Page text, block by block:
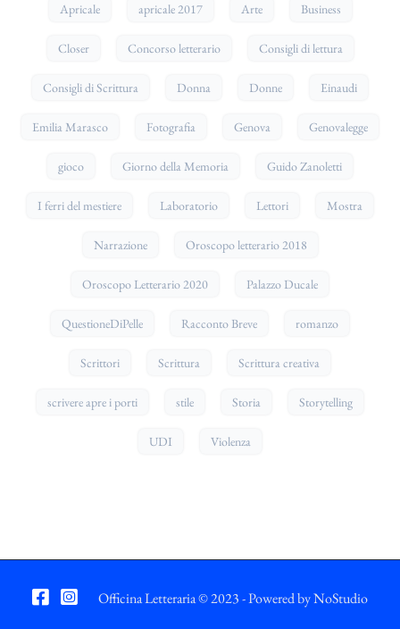
Apricale apricale 2017 Arte Business
Closer Concorso letterario Consigli di lettura
Consigli di Scrittura Donna Donne Einaudi
Emilia Marasco Fotografia Genova Genovalegge
gioco Giorno della Memoria Guido Zanoletti
I ferri del mestiere Laboratorio Lettori Mostra
Narrazione Oroscopo letterario 2018
Oroscopo Letterario 2020 Palazzo Ducale
QuestioneDiPelle Racconto Breve romanzo
Scrittori Scrittura Scrittura creativa
scrivere apre i porti stile Storia Storytelling
UDI Violenza
Officina Letteraria © 2023 - Powered byNoStudio